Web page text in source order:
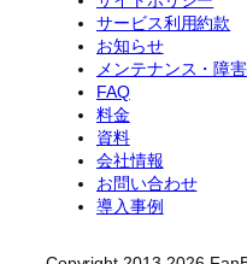
サービス利用約款
お知らせ
メンテナンス・障害
FAQ
料金
資料
会社情報
お問い合わせ
導入事例